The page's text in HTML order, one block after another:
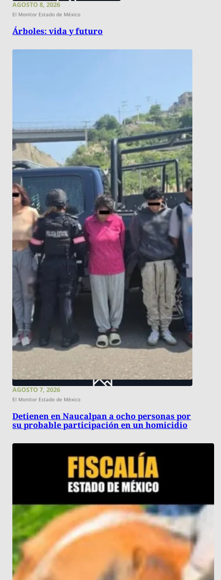
AGOSTO 8, 2026
El Monitor Estado de México
Árboles: vida y futuro
AGOSTO 7, 2026
El Monitor Estado de México
Detienen en Naucalpan a ocho personas por
su probable participación en un homicidio